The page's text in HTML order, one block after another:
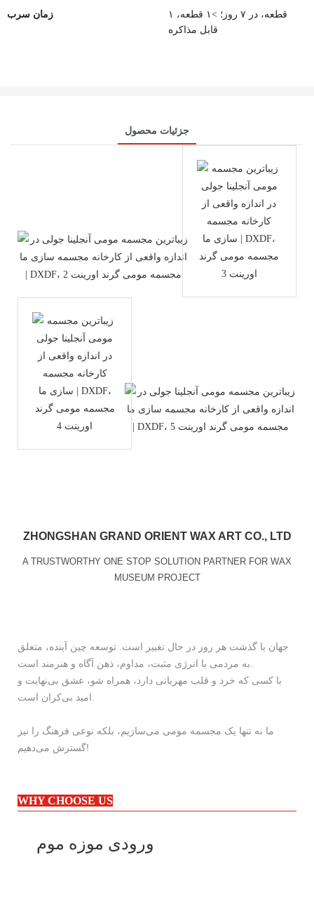
زمان سرب
۱ قطعه، در ۷ روز؛ >۱ قطعه،
قابل مذاکره
جزئیات محصول
ZHONGSHAN GRAND ORIENT WAX ART CO., LTD
A TRUSTWORTHY ONE STOP SOLUTION PARTNER FOR WAX
MUSEUM PROJECT
جهان با گذشت هر روز در حال تغییر است. توسعه چین آینده، متعلق
با کسی که خرد و قلب مهربانی دارد، همراه شو، عشق بی‌نهایت و
ما نه تنها یک مجسمه مومی می‌سازیم، بلکه نوعی فرهنگ را نیز
گسترش می‌دهیم!
WHY CHOOSE US
ورودی موزه موم